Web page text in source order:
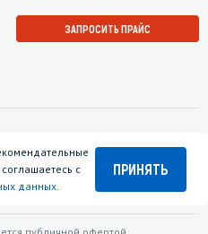
ЗАПРОСИТЬ ПРАЙС
с
данных.
ПРИНЯТЬ